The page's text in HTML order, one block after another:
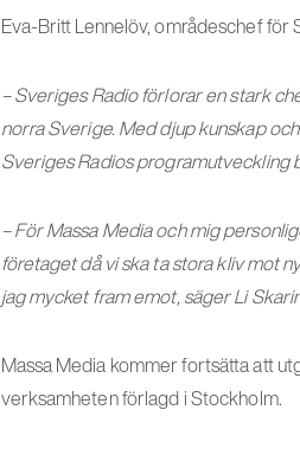
Eva-Britt Lennelöv, områdeschef för
– Sveriges Radio förlorar en stark
norra Sverige. Med djup kunskap
Sveriges Radios programutveckling
– För Massa Media och mig
företaget då vi ska ta stora kliv mot
jag mycket fram emot, säger Li
Massa Media kommer fortsätta att
verksamheten förlagd i Stockholm.